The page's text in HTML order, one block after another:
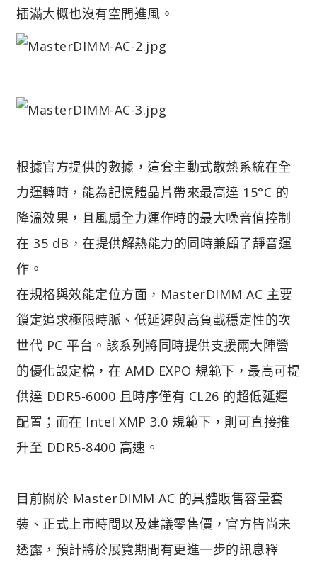
插滿大概也沒有空間進風。
根據官方提供的數據，這套主動式散熱系統在全
力運轉時，能為記憶體晶片帶來最高達 15°C 的
降溫效果，且風扇全力運作時的最大噪音值控制
在 35 dB，在提供解熱能力的同時兼顧了靜音運
作。
在規格與效能定位方面，MasterDIMM AC 主要
鎖定追求極限時脈、低延遲與高負載穩定性的次
世代 PC 平台。該系列將同時提供支援兩大陣營
的優化設定檔，在 AMD EXPO 規範下，最高可提
供達 DDR5-6000 且時序僅有 CL26 的超低延遲
配置；而在 Intel XMP 3.0 規範下，則可直接推
升至 DDR5-8400 高速。
目前關於 MasterDIMM AC 的具體販售容量套
裝、正式上市時間以及建議零售價，官方皆尚未
透露，預計將於展覽期間有更進一步的訊息釋